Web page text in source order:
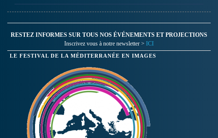
RESTEZ INFORMES SUR TOUS NOS ÉVÉNEMENTS ET PROJECTIONS
Inscrivez vous à notre newsletter > ICI
LE FESTIVAL DE LA MÉDITERRANÉE EN IMAGES